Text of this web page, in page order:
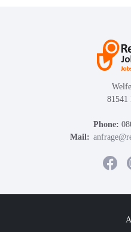
81541
Phone:
Mail: